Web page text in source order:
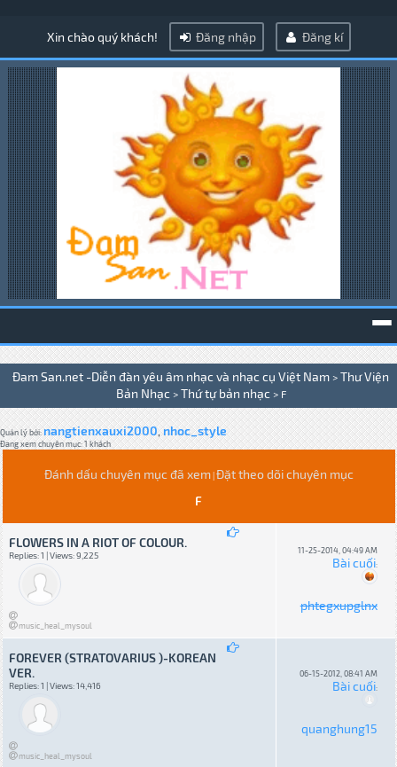
Xin chào quý khách! Đăng nhập Đăng kí
Đam San.net -Diễn đàn yêu âm nhạc và nhạc cụ Việt Nam > Thư Viện
Bản Nhạc > Thứ tự bản nhạc > F
Quản lý bởi:nangtienxauxi2000,nhoc_style
Đang xem chuyên mục: 1 khách
Đánh dấu chuyên mục đã xem| Đặt theo dõi chuyên mục
F
FLOWERS IN A RIOT OF COLOUR.
Replies: 1 | Views: 9,225
music_heal_mysoul
11-25-2014, 04:49 AM
Bài cuối:
phtegxupglnx
FOREVER (STRATOVARIUS )-KOREAN
VER.
Replies: 1 | Views: 14,416
music_heal_mysoul
06-15-2012, 08:41 AM
Bài cuối:
quanghung15